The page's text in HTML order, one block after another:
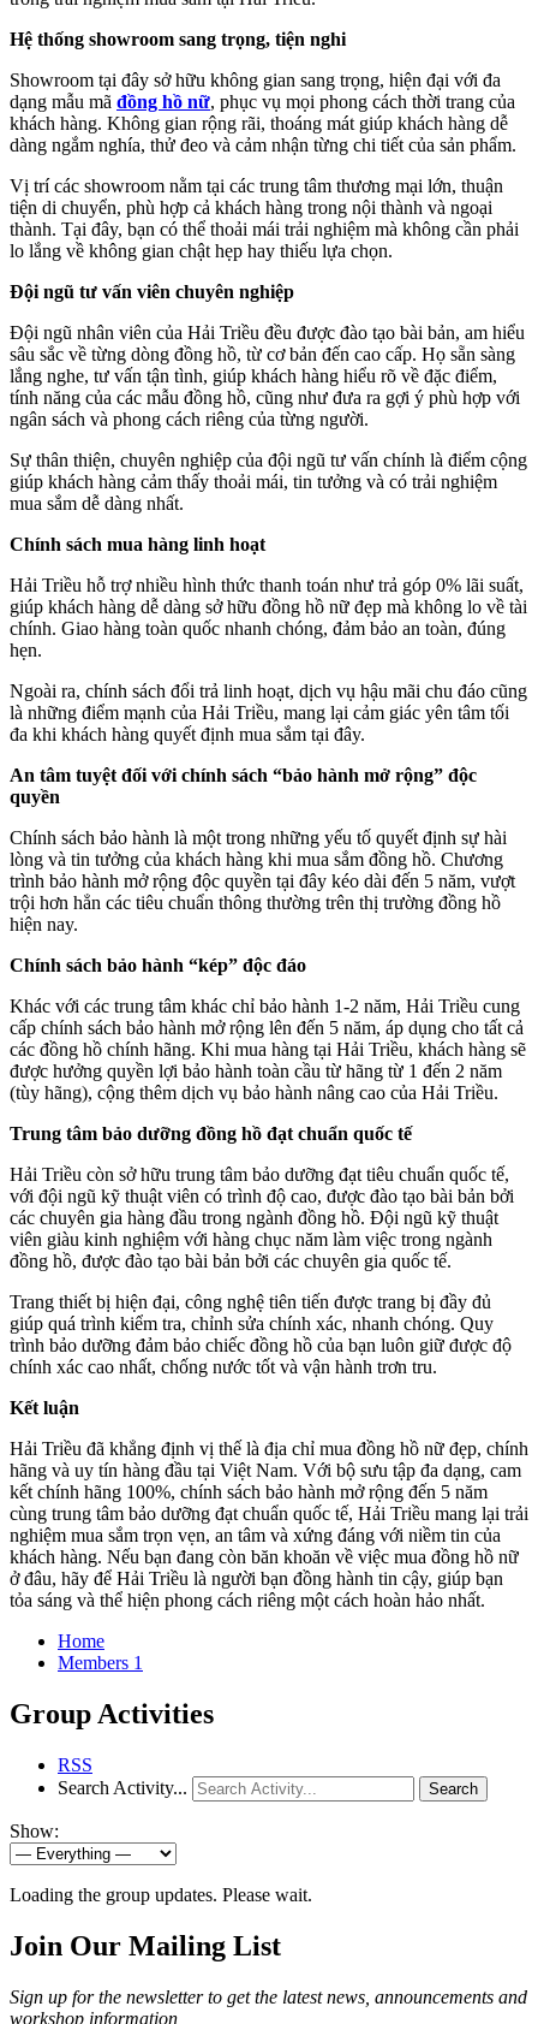
Hệ thống showroom sang trọng, tiện nghi
Showroom tại đây sở hữu không gian sang trọng, hiện đại với đa
dạng mẫu mã đồng hồ nữ, phục vụ mọi phong cách thời trang của
khách hàng. Không gian rộng rãi, thoáng mát giúp khách hàng dễ
dàng ngắm nghía, thử đeo và cảm nhận từng chi tiết của sản phẩm.
Vị trí các showroom nằm tại các trung tâm thương mại lớn, thuận
tiện di chuyển, phù hợp cả khách hàng trong nội thành và ngoại
thành. Tại đây, bạn có thể thoải mái trải nghiệm mà không cần phải
lo lắng về không gian chật hẹp hay thiếu lựa chọn.
Đội ngũ tư vấn viên chuyên nghiệp
Đội ngũ nhân viên của Hải Triều đều được đào tạo bài bản, am hiểu
sâu sắc về từng dòng đồng hồ, từ cơ bản đến cao cấp. Họ sẵn sàng
lắng nghe, tư vấn tận tình, giúp khách hàng hiểu rõ về đặc điểm,
tính năng của các mẫu đồng hồ, cũng như đưa ra gợi ý phù hợp với
ngân sách và phong cách riêng của từng người.
Sự thân thiện, chuyên nghiệp của đội ngũ tư vấn chính là điểm cộng
giúp khách hàng cảm thấy thoải mái, tin tưởng và có trải nghiệm
mua sắm dễ dàng nhất.
Chính sách mua hàng linh hoạt
Hải Triều hỗ trợ nhiều hình thức thanh toán như trả góp 0% lãi suất,
giúp khách hàng dễ dàng sở hữu đồng hồ nữ đẹp mà không lo về tài
chính. Giao hàng toàn quốc nhanh chóng, đảm bảo an toàn, đúng
hẹn.
Ngoài ra, chính sách đổi trả linh hoạt, dịch vụ hậu mãi chu đáo cũng
là những điểm mạnh của Hải Triều, mang lại cảm giác yên tâm tối
đa khi khách hàng quyết định mua sắm tại đây.
An tâm tuyệt đối với chính sách “bảo hành mở rộng” độc
quyền
Chính sách bảo hành là một trong những yếu tố quyết định sự hài
lòng và tin tưởng của khách hàng khi mua sắm đồng hồ. Chương
trình bảo hành mở rộng độc quyền tại đây kéo dài đến 5 năm, vượt
trội hơn hẳn các tiêu chuẩn thông thường trên thị trường đồng hồ
hiện nay.
Chính sách bảo hành “kép” độc đáo
Khác với các trung tâm khác chỉ bảo hành 1-2 năm, Hải Triều cung
cấp chính sách bảo hành mở rộng lên đến 5 năm, áp dụng cho tất cả
các đồng hồ chính hãng. Khi mua hàng tại Hải Triều, khách hàng sẽ
được hưởng quyền lợi bảo hành toàn cầu từ hãng từ 1 đến 2 năm
(tùy hãng), cộng thêm dịch vụ bảo hành nâng cao của Hải Triều.
Trung tâm bảo dưỡng đồng hồ đạt chuẩn quốc tế
Hải Triều còn sở hữu trung tâm bảo dưỡng đạt tiêu chuẩn quốc tế,
với đội ngũ kỹ thuật viên có trình độ cao, được đào tạo bài bản bởi
các chuyên gia hàng đầu trong ngành đồng hồ. Đội ngũ kỹ thuật
viên giàu kinh nghiệm với hàng chục năm làm việc trong ngành
đồng hồ, được đào tạo bài bản bởi các chuyên gia quốc tế.
Trang thiết bị hiện đại, công nghệ tiên tiến được trang bị đầy đủ
giúp quá trình kiểm tra, chỉnh sửa chính xác, nhanh chóng. Quy
trình bảo dưỡng đảm bảo chiếc đồng hồ của bạn luôn giữ được độ
chính xác cao nhất, chống nước tốt và vận hành trơn tru.
Kết luận
Hải Triều đã khẳng định vị thế là địa chỉ mua đồng hồ nữ đẹp, chính
hãng và uy tín hàng đầu tại Việt Nam. Với bộ sưu tập đa dạng, cam
kết chính hãng 100%, chính sách bảo hành mở rộng đến 5 năm
cùng trung tâm bảo dưỡng đạt chuẩn quốc tế, Hải Triều mang lại trải
nghiệm mua sắm trọn vẹn, an tâm và xứng đáng với niềm tin của
khách hàng. Nếu bạn đang còn băn khoăn về việc mua đồng hồ nữ
ở đâu, hãy để Hải Triều là người bạn đồng hành tin cậy, giúp bạn
tỏa sáng và thể hiện phong cách riêng một cách hoàn hảo nhất.
Home
Members 1
Group Activities
RSS
Search Activity...
Search
Show:
Loading the group updates. Please wait.
Join Our Mailing List
Sign up for the newsletter to get the latest news, announcements and
workshop information